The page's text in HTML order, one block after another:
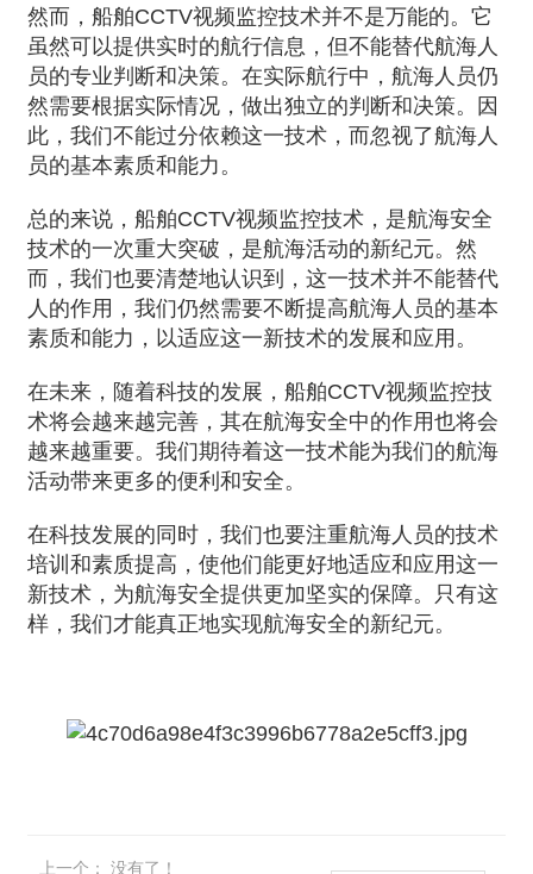
然而，船舶CCTV视频监控技术并不是万能的。它
虽然可以提供实时的航行信息，但不能替代航海人
员的专业判断和决策。在实际航行中，航海人员仍
然需要根据实际情况，做出独立的判断和决策。因
此，我们不能过分依赖这一技术，而忽视了航海人
员的基本素质和能力。
总的来说，船舶CCTV视频监控技术，是航海安全
技术的一次重大突破，是航海活动的新纪元。然
而，我们也要清楚地认识到，这一技术并不能替代
人的作用，我们仍然需要不断提高航海人员的基本
素质和能力，以适应这一新技术的发展和应用。
在未来，随着科技的发展，船舶CCTV视频监控技
术将会越来越完善，其在航海安全中的作用也将会
越来越重要。我们期待着这一技术能为我们的航海
活动带来更多的便利和安全。
在科技发展的同时，我们也要注重航海人员的技术
培训和素质提高，使他们能更好地适应和应用这一
新技术，为航海安全提供更加坚实的保障。只有这
样，我们才能真正地实现航海安全的新纪元。
上一个： 没有了！